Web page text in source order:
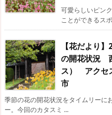
可愛らしいピン
ことができるス
【花だより
の開花状況
ス） アクセ
市
季節の花の開花状況をタイムリーに
ー。今回のカタスミ ...